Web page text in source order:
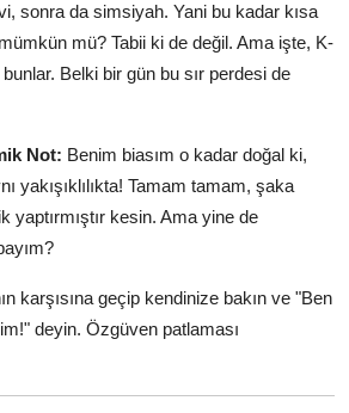
sonra da simsiyah. Yani bu kadar kısa
mü? Tabii ki de değil. Ama işte, K-
bunlar. Belki bir gün bu sır perdesi de
Not: Benim biasım o kadar doğal ki,
yakışıklılıkta! Tamam tamam, şaka
yaptırmıştır kesin. Ama yine de
karşısına geçip kendinize bakın ve "Ben
deyin. Özgüven patlaması